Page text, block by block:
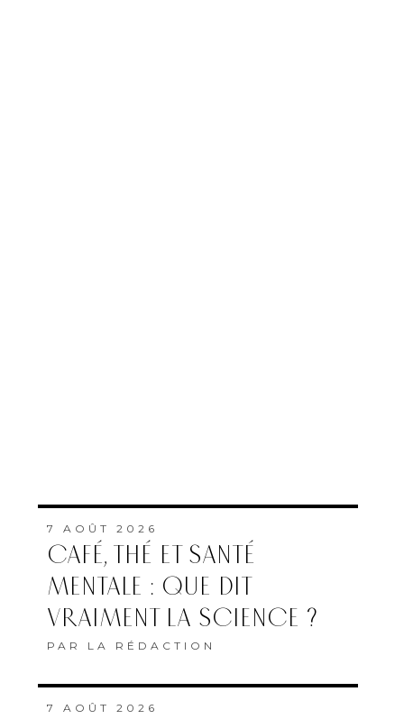
7 AOÛT 2026
CAFÉ, THÉ ET SANTÉ
MENTALE : QUE DIT
VRAIMENT LA SCIENCE ?
PAR LA RÉDACTION
7 AOÛT 2026